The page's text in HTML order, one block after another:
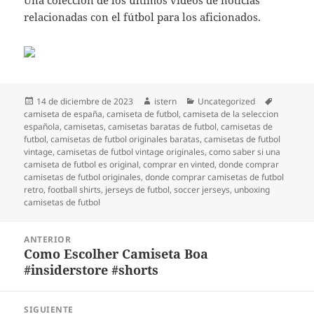
relacionadas con el fútbol para los aficionados.
Publicado
el
14 de diciembre de 2023 Autor
istern Categorías
Uncategorized
camiseta de españa,camiseta de futbol,camiseta de la seleccion
española,camisetas,camisetas baratas de futbol,camisetas de
futbol,camisetas de futbol originales baratas,camisetas de futbol
vintage,camisetas de futbol vintage originales,como saber si una
camiseta de futbol es original,comprar en vinted,donde comprar
camisetas de futbol originales,donde comprar camisetas de futbol
retro,football shirts, jerseys de futbol,soccer jerseys, unboxing
camisetas de futbol
entradas
ANTERIOR
Entrada
anterior:
Como Escolher Camiseta Boa
#insiderstore #shorts
SIGUIENTE